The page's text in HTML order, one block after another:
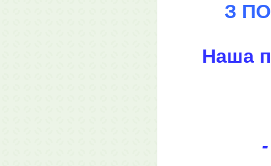
З
Наша